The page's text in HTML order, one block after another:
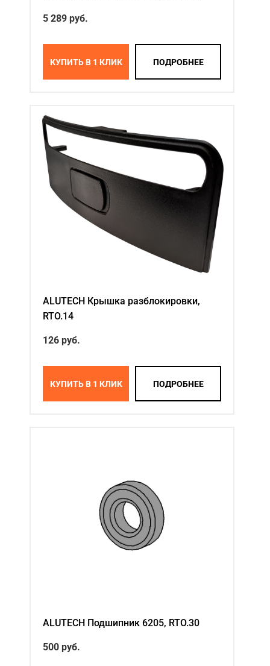
5 289 руб.
КУПИТЬ В 1 КЛИК ПОДРОБНЕЕ
ALUTECH Крышка разблокировки,
RTO.14
126 руб.
КУПИТЬ В 1 КЛИК ПОДРОБНЕЕ
ALUTECH Подшипник 6205, RTO.30
500 руб.